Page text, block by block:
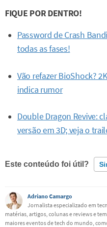
FIQUE POR DENTRO!
Password de Crash
todas as fases!
Vão refazer BioShock?
indica rumor
Double Dragon Revive:
versão em 3D; veja o
Este conteúdo foi útil?
Este conteúdo contém
Este conteúdo não tem a
Adriano Camargo
Jornalista especializado em
matérias, artigos, colunas e reviews e
maiores eventos de tech do mundo, como